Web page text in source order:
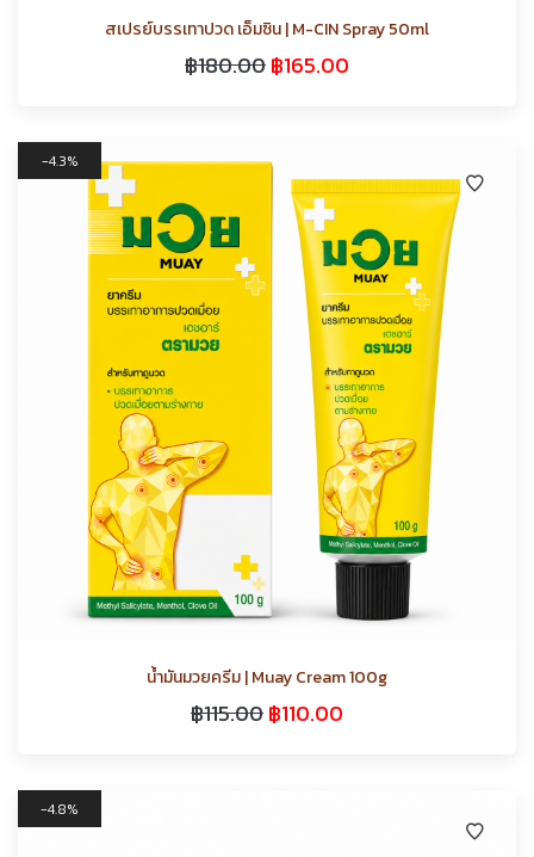
สเปรย์บรรเทาปวด เอ็มซิน | M-CIN Spray 50ml
฿180.00฿165.00
4.3%
น้ำมันมวยครีม | Muay Cream 100g
฿115.00฿110.00
4.8%